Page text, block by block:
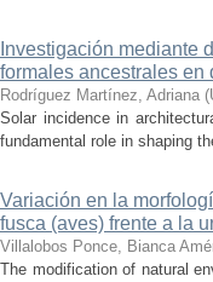
Investigación mediante
formales ancestrales en
Rodríguez Martínez, Adriana (
Solar incidence in
fundamental role in shaping
Variación en la
fusca (aves) frente a la
Villalobos Ponce, Bianca
The modification of natural